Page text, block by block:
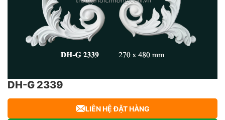
DH-G 2339
LIÊN HỆ ĐẶT HÀNG